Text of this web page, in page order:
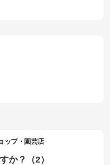
ップ・園芸店
か？（2）